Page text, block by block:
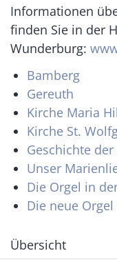
Informationen
finden Sie in der
Wunderburg:
Bamberg
Gereuth
Kirche Maria
Kirche St.
Geschichte
Unser
Die Orgel in
Die neue
Übersicht